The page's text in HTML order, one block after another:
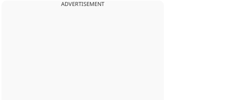
ADVERTISEMENT